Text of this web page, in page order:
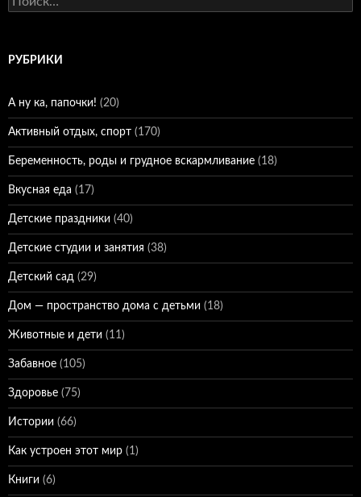
РУБРИКИ
А ну ка, папочки! (20)
Активный отдых, спорт (170)
Беременность, роды и грудное вскармливание (18)
Вкусная еда (17)
Детские праздники (40)
Детские студии и занятия (38)
Детский сад (29)
Дом — пространство дома с детьми (18)
Животные и дети (11)
Забавное (105)
Здоровье (75)
Истории (66)
Как устроен этот мир (1)
Книги (6)